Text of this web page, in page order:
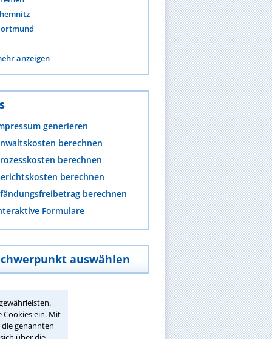
Cookies ein. Mit
genannten
anzeigen
generieren
berechnen
berechnen
berechnen
berechnen
Formulare
auswählen